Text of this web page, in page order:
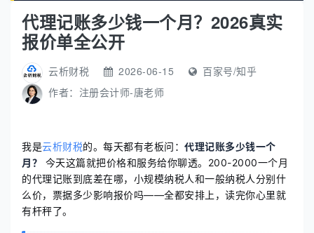
代理记账多少钱一个月？2026真实
报价单全公开
云析财税 2026-06-15
百家号/知乎
作者： 注册会计师-唐老师
我是云析财税的。每天都有老板问： 代理记账多少钱一个
月？
今天这篇就把价格和服务给你聊透。200-2000一个月
的代理记账到底差在哪，小规模纳税人和一般纳税人分别什
么价，票据多少影响报价吗——全都安排上，读完你心里就
有杆秤了。